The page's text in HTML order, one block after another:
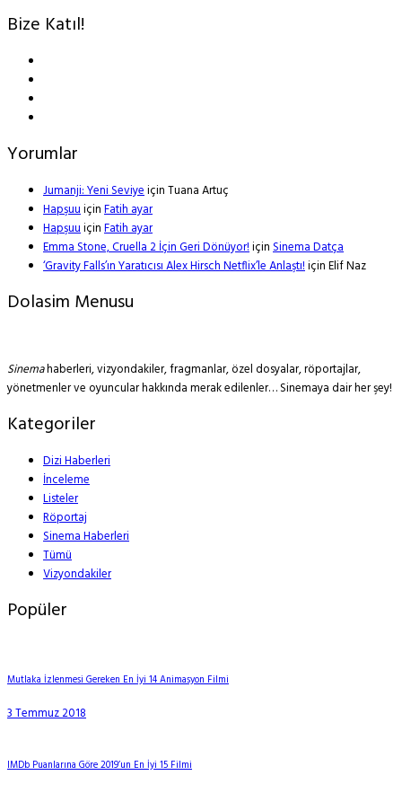
Bize Katıl!
Yorumlar
Jumanji: Yeni SeviyeiçinTuana Artuç
HapşuuiçinFatih ayar
HapşuuiçinFatih ayar
Emma Stone, Cruella 2 İçin Geri Dönüyor!içinSinema Datça
‘Gravity Falls’ın Yaratıcısı Alex Hirsch Netflix’le Anlaştı!içinElif Naz
Dolasim Menusu
Sinemahaberleri, vizyondakiler, fragmanlar, özel dosyalar, röportajlar,
yönetmenler ve oyuncular hakkında merak edilenler… Sinemaya dair her şey!
Kategoriler
Dizi Haberleri
İnceleme
Listeler
Röportaj
Sinema Haberleri
Tümü
Vizyondakiler
Popüler
Mutlaka İzlenmesi Gereken En İyi 14 Animasyon Filmi
3 Temmuz 2018
IMDb Puanlarına Göre 2019’un En İyi 15 Filmi